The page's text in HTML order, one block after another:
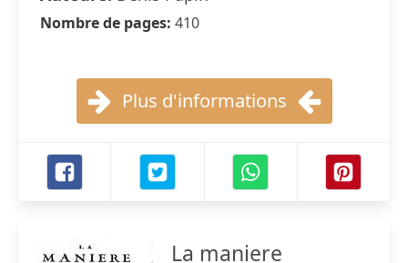
Nombre de pages: 410
Plus d'informations
La maniere